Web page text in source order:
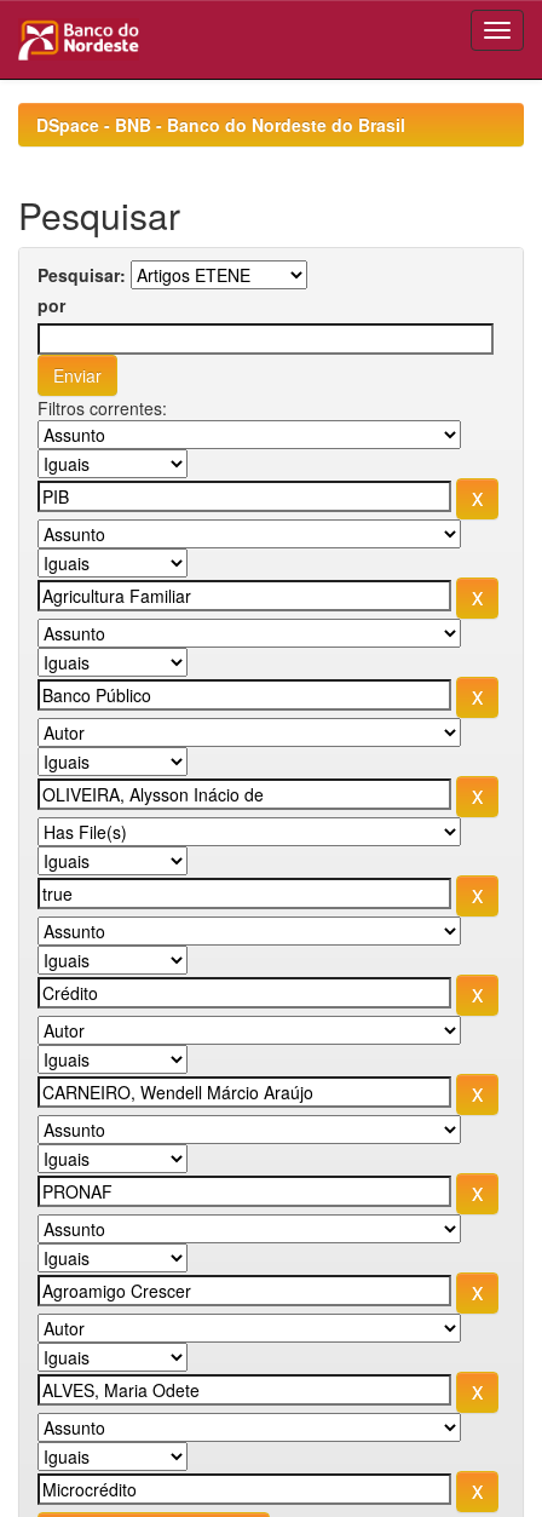
navigationDSpace - BNB - Banco do Nordeste do Brasil
Pesquisar
Pesquisar:
por
Filtros correntes: